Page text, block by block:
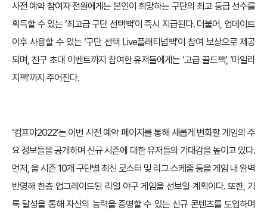
사전 예약 참여자 전원에게는 본인이 희망하는 구단의 최고 등급 선수를
획득할 수 있는 ‘최고급 구단 선택팩’이 즉시 지급된다. 더불어, 업데이트
이후 사용할 수 있는 ‘구단 선택 Live플래티넘팩’이 참여 보상으로 제공
되며, 친구 초대 이벤트까지 참여한 유저들에게는 ‘고급 골드팩’, ‘마일리
지팩’까지 주어진다.
‘컴프야2022’는 이번 사전 예약 페이지를 통해 새롭게 변화할 게임의 주
요 정보들을 공개하며 신규 시즌에 대한 유저들의 기대감을 높이고 있다.
먼저, 올 시즌 10개 구단별 최신 로스터 및 리그 스케줄 등을 게임 내 완벽
반영해 한층 업그레이드된 리얼 야구 게임을 선보일 계획이다. 또한, 기
록 달성을 통해 자신의 능력을 증명할 수 있는 신규 콘텐츠를 도입하며